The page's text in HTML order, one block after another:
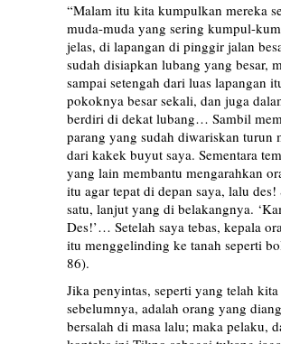
“Malam itu kita kumpulkan mereka
muda-muda yang sering kumpul-
jelas, di lapangan di pinggir jalan
sudah disiapkan lubang yang besar,
sampai setengah dari luas lapangan
pokoknya besar sekali, dan juga
berdiri di dekat lubang… Sambil
parang yang sudah diwariskan turun
dari kakek buyut saya. Sementara
yang lain membantu mengarahkan
itu agar tepat di depan saya, lalu des!
satu, lanjut yang di belakangnya.
Des!’… Setelah saya tebas, kepala
itu menggelinding ke tanah seperti
86).
Jika penyintas, seperti yang telah
sebelumnya, adalah orang yang
bersalah di masa lalu; maka pelaku,